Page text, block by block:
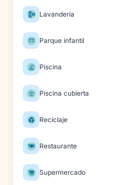
Lavandería
Parque infantil
Piscina
Piscina cubierta
Reciclaje
Restaurante
Supermercado